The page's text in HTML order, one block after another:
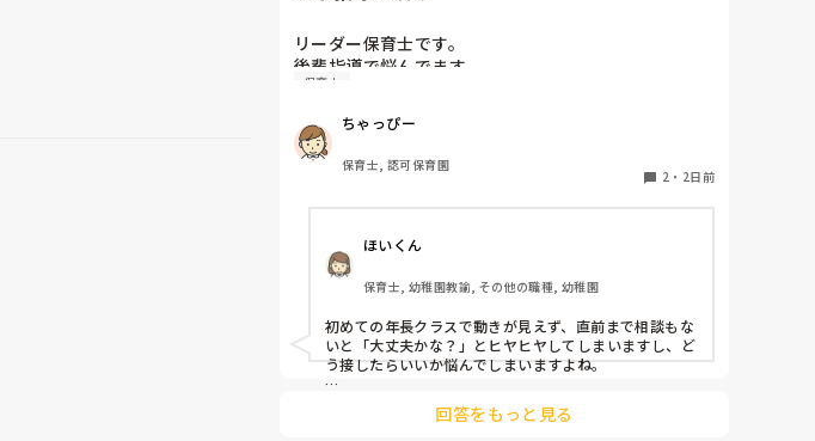
リーダー保育士です。
後輩指導で悩んでます。
初めて年長を持つ後輩がいますが
聞かないで様子見てると直前になるまで何もアクショ
ンがなかったり
他の職員に聞いてる様子もなくて
もう何考えてるんだかさっぱりです。
よほど自分に聞きづらいのか、聞く必要性さえ感じな
いのか、もうよくわからないです。
対応にも悩みます。
保育士
ちゃっぴー
保育士, 認可保育園
2 ・ 2日前
ほいくん
保育士, 幼稚園教諭, その他の職種, 幼稚園
初めての年長クラスで動きが見えず、直前まで相談もな
いと「大丈夫かな？」とヒヤヒヤしてしまいますし、ど
う接したらいいか悩んでしまいますよね。
後輩側は「何が分からないかも分からない状態」だった
り、「こんなこと聞いたら迷惑かな」と抱え込んでいる
回答をもっと見る